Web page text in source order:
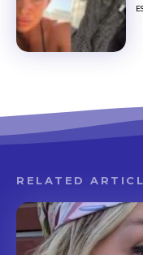
RELATED